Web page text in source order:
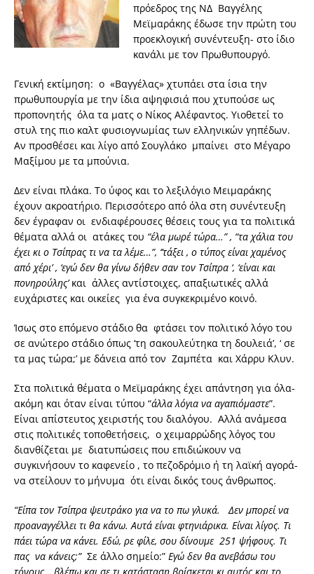
πρόεδρος της ΝΔ Βαγγέλης
Μεϊμαράκης έδωσε την πρώτη του
προεκλογική συνέντευξη- στο ίδιο
κανάλι με τον Πρωθυπουργό.
Γενική εκτίμηση: ο «Βαγγέλας» χτυπάει στα ίσια την
πρωθυπουργία με την ίδια αψηφισιά που χτυπούσε ως
προπονητής όλα τα ματς ο Νίκος Αλέφαντος. Υιοθετεί το
στυλ της πιο καλτ φυσιογνωμίας των ελληνικών γηπέδων.
Αν προσθέσει και λίγο από Σουγλάκο μπαίνει στο Μέγαρο
Μαξίμου με τα μπούνια.
Δεν είναι πλάκα. Το ύφος και το λεξιλόγιο Μειμαράκης
έχουν ακροατήριο. Περισσότερο από όλα στη συνέντευξη
δεν έγραφαν οι ενδιαφέρουσες θέσεις τους για τα πολιτικά
θέματα αλλά οι ατάκες του “έλα μωρέ τώρα…” , “τα χάλια του
έχει κι ο Τσίπρας τι να τα λέμε…”, ‘’τάξει , ο τύπος είναι χαμένος
από χέρι’ , ‘εγώ δεν θα γίνω δήθεν σαν τον Τσίπρα ‘, ‘είναι και
πονηρούλης’και άλλες αντίστοιχες, απαξιωτικές αλλά
ευχάριστες και οικείες για ένα συγκεκριμένο κοινό.
Ίσως στο επόμενο στάδιο θα φτάσει τον πολιτικό λόγο του
σε ανώτερο στάδιο όπως ‘τη σακουλεύτηκα τη δουλειά’, ‘ σε
τα μας τώρα;’ με δάνεια από τον Ζαμπέτα και Χάρρυ Κλυν.
Στα πολιτικά θέματα ο Μεϊμαράκης έχει απάντηση για όλα-
ακόμη και όταν είναι τύπου “άλλα λόγια να αγαπιόμαστε”.
Είναι απίστευτος χειριστής του διαλόγου. Αλλά ανάμεσα
στις πολιτικές τοποθετήσεις, ο χειμαρρώδης λόγος του
διανθίζεται με διατυπώσεις που επιδιώκουν να
συγκινήσουν το καφενείο , το πεζοδρόμιο ή τη λαϊκή αγορά-
να στείλουν το μήνυμα ότι είναι δικός τους άνθρωπος.
“Είπα τον Τσίπρα ψευτράκο για να το πω γλυκά. Δεν μπορεί να
προαναγγέλλει τι θα κάνω. Αυτά είναι φτηνιάρικα. Είναι λίγος. Τι
πάει τώρα να κάνει. Εδώ, ρε φίλε, σου δίνουμε 251 ψήφους. Τι
πας να κάνεις;” Σε άλλο σημείο:” Εγώ δεν θα ανεβάσω του